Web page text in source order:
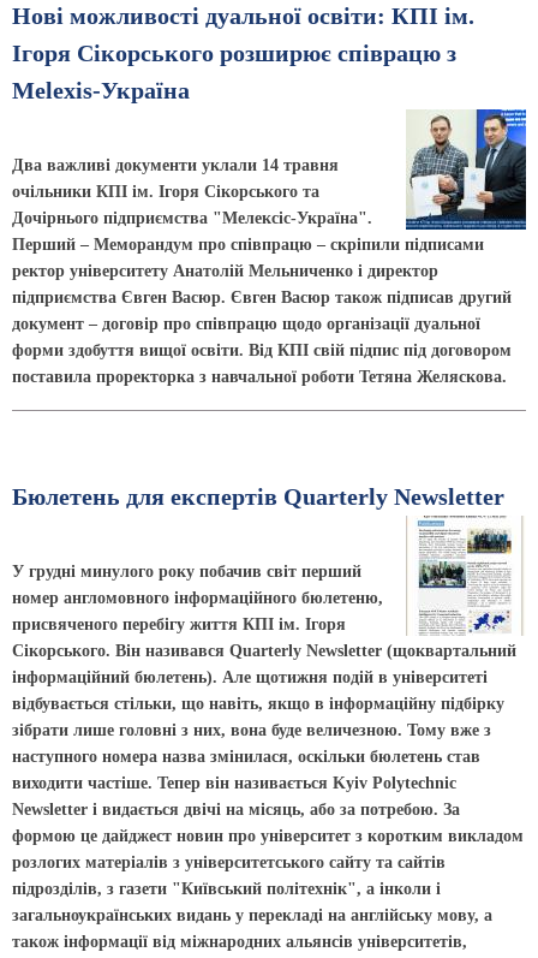
Нові можливості дуальної освіти: КПІ ім.
Ігоря Сікорського розширює співрацю з
Melexis-Україна
Два важливі документи уклали 14 травня
очільники КПІ ім. Ігоря Сікорського та
Дочірнього підприємства "Мелексіс-Україна".
Перший – Меморандум про співпрацю – скріпили підписами
ректор університету Анатолій Мельниченко і директор
підприємства Євген Васюр. Євген Васюр також підписав другий
документ – договір про співпрацю щодо організації дуальної
форми здобуття вищої освіти. Від КПІ свій підпис під договором
поставила проректорка з навчальної роботи Тетяна Желяскова.
Бюлетень для експертів Quarterly Newsletter
У грудні минулого року побачив світ перший
номер англомовного інформаційного бюлетеню,
присвяченого перебігу життя КПІ ім. Ігоря
Сікорського. Він називався Quarterly Newsletter (щоквартальний
інформаційний бюлетень). Але щотижня подій в університеті
відбувається стільки, що навіть, якщо в інформаційну підбірку
зібрати лише головні з них, вона буде величезною. Тому вже з
наступного номера назва змінилася, оскільки бюлетень став
виходити частіше. Тепер він називається Kyiv Polytechnic
Newsletter і видається двічі на місяць, або за потребою. За
формою це дайджест новин про університет з коротким викладом
розлогих матеріалів з університетського сайту та сайтів
підрозділів, з газети "Київський політехнік", а інколи і
загальноукраїнських видань у перекладі на англійську мову, а
також інформації від міжнародних альянсів університетів,